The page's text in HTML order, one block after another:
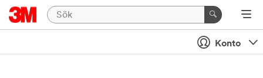
Konto